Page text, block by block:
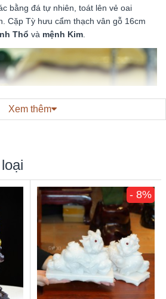
bằng đá tự nhiên, toát lên vẻ oai
Cặp Tỳ hưu cẩm thạch vân gỗ 16cm
Thổ và mệnh Kim
Xem thêm
- 8%